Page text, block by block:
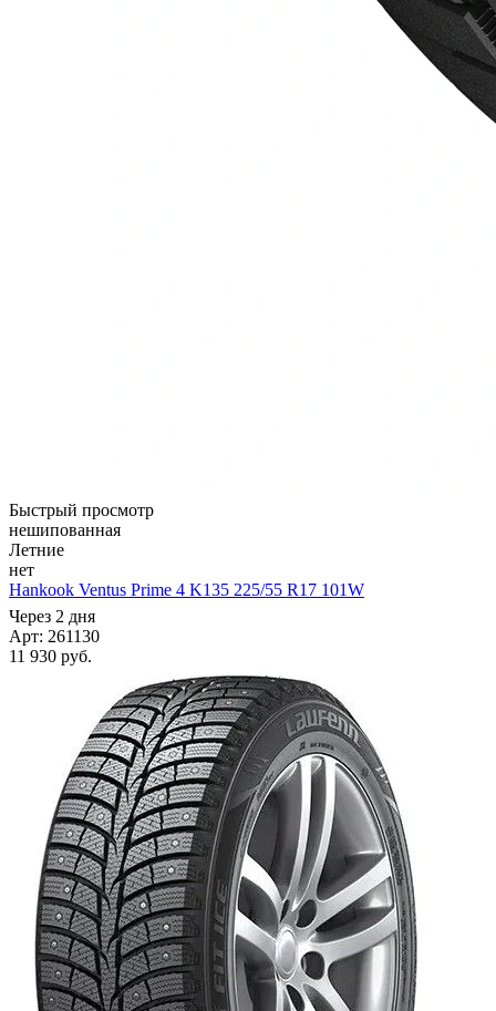
Быстрый просмотр
нешипованная
Летние
нет
Hankook Ventus Prime 4 K135 225/55 R17 101W
Через 2 дня
Арт: 261130
11 930 руб.